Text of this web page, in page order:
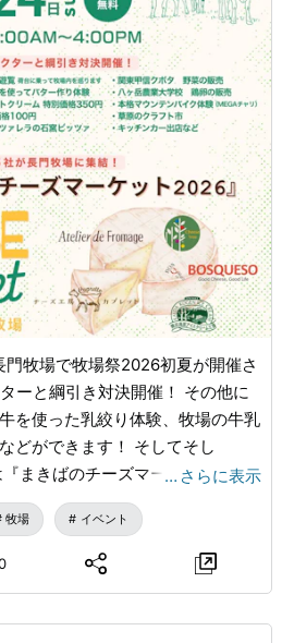
牧場で牧場祭2026初夏が開催さ
を使った乳絞り体験、牧場の牛乳
きます！ そしてそし
まきばのチーズマーケット
チーズ工房○ 🧀アトリエ・ド・
ーズ工房カプレット(上田市) 🧀開
(木曽町) 🧀ボスケソ・チーズラボ
… さらに表示
牧場 イベント